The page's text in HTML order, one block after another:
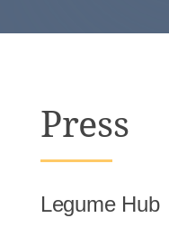
Press
Legume Hub